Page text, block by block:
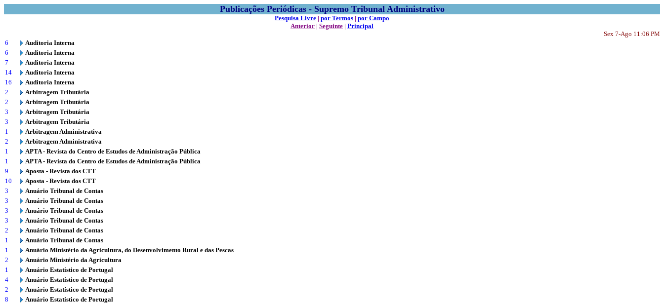
Publicações Periódicas - Supremo Tribunal Administrativo
Pesquisa Livre | por Termos | por Campo
Anterior | Seguinte | Principal
Sex 7-Ago 11:06 PM
6
Auditoria Interna
6
Auditoria Interna
7
Auditoria Interna
14
Auditoria Interna
16
Auditoria Interna
2
Arbitragem Tributária
2
Arbitragem Tributária
3
Arbitragem Tributária
3
Arbitragem Tributária
1
Arbitragem Administrativa
2
Arbitragem Administrativa
1
APTA - Revista do Centro de Estudos de Administração Pública
1
APTA - Revista do Centro de Estudos de Administração Pública
9
Aposta - Revista dos CTT
10
Aposta - Revista dos CTT
3
Anuário Tribunal de Contas
3
Anuário Tribunal de Contas
3
Anuário Tribunal de Contas
3
Anuário Tribunal de Contas
2
Anuário Tribunal de Contas
1
Anuário Tribunal de Contas
1
Anuário Ministério da Agricultura, do Desenvolvimento Rural e das Pescas
2
Anuário Ministério da Agricultura
1
Anuário Estatístico de Portugal
4
Anuário Estatístico de Portugal
2
Anuário Estatístico de Portugal
8
Anuário Estatístico de Portugal